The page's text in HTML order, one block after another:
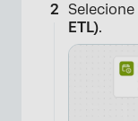
Selecione
ETL).